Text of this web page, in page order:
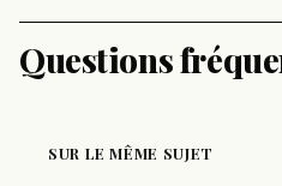
Questions
SUR LE MÊME SUJET